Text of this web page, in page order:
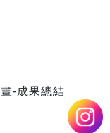
-成果總結